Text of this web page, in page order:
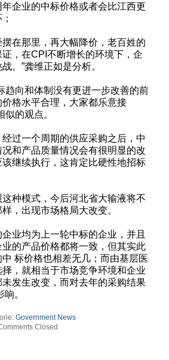
企业的中标价格或者会比江西更
在那里，再大幅降价，老百姓的
，在CPI不断增长的环境下，企
。”龚维正如是分析。
趋向和体制没有更进一步改善的前
格水平合理，大家都乐意接
似的观点。
过一个周期的供应采购之后，中
和产品质量情况会有很明显的改
继续执行，这肯定比硬性地招标
种模式，今后河北省大输液将不
，出现市场格局大改变。
业均为上一轮中标的企业，并且
的产品价格都将一致，但其实此
标价格也相差无几；而由基层医
，就相当于市场竞争环境和企业
发生改变，而对去年的采购结果
。
Government News
Closed